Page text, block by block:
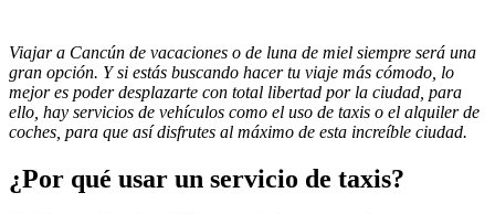
Viajar a Cancún de vacaciones o de luna de miel siempre será una
gran opción. Y si estás buscando hacer tu viaje más cómodo, lo
mejor es poder desplazarte con total libertad por la ciudad, para
ello, hay servicios de vehículos como el uso de taxis o el alquiler de
coches, para que así disfrutes al máximo de esta increíble ciudad.
¿Por qué usar un servicio de taxis?